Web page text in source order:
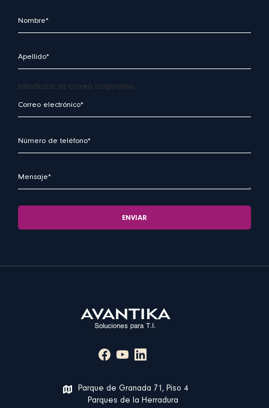
Introduzca su correo corporativo
Parque de Granada 71, Piso 4
Parques de la Herradura